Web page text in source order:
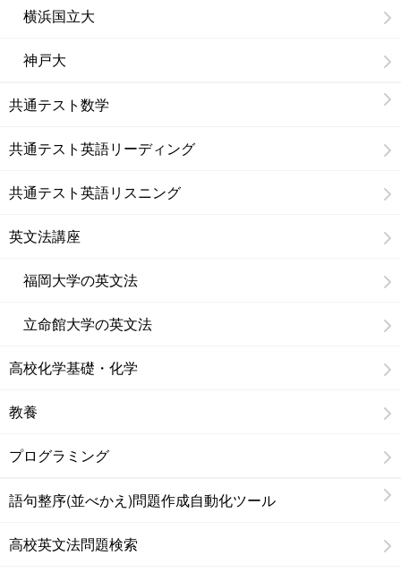
横浜国立大
神戸大
共通テスト数学
共通テスト英語リーディング
共通テスト英語リスニング
英文法講座
福岡大学の英文法
立命館大学の英文法
高校化学基礎・化学
教養
プログラミング
語句整序(並べかえ)問題作成自動化ツール
高校英文法問題検索